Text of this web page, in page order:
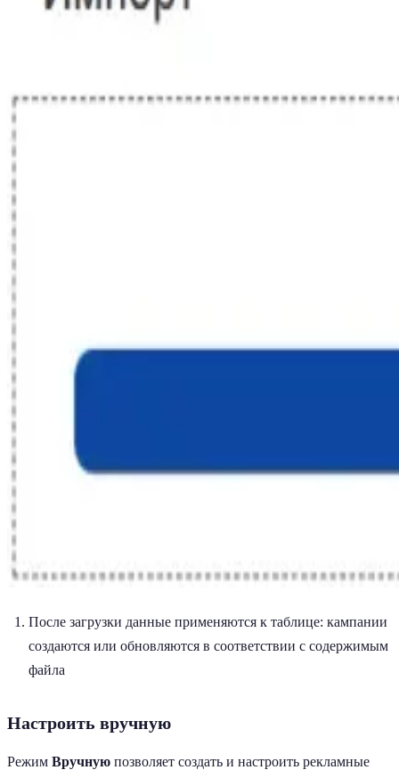
После загрузки данные применяются к таблице: кампании
создаются или обновляются в соответствии с содержимым
файла
Настроить вручную
Режим Вручную позволяет создать и настроить рекламные